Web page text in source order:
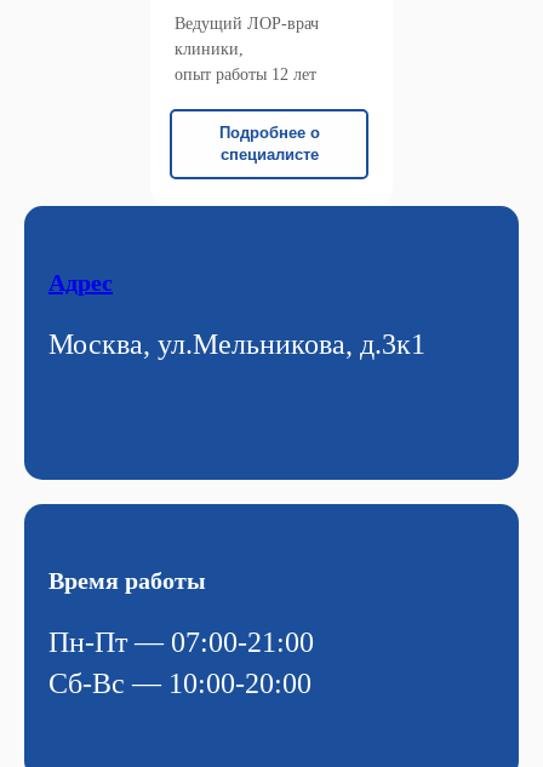
Ведущий ЛОР-врач
клиники,
опыт работы 12 лет
Подробнее о
специалисте
Адрес
Москва, ул.Мельникова, д.3к1
Время работы
Пн-Пт — 07:00-21:00
Сб-Вс — 10:00-20:00